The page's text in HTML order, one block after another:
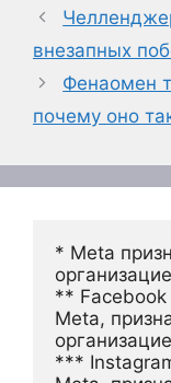
внезапных
Фенаомен
почему оно
* Meta
**
Meta,
***